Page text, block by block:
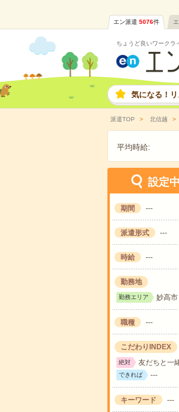
エン派遣 5076件
ちょうど良いワークラ
気になる！リ
派遣TOP 北信越
平均時給:
設定
期間 ---
派遣形式 ---
時給 ---
勤務地
勤務エリア 妙高市
職種 ---
こだわりINDEX
絶対 友だちと一
できれば ---
キーワード ---